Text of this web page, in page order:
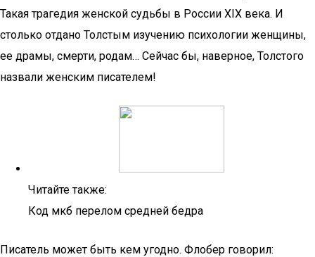
Такая трагедия женской судьбы в России XIX века. И
столько отдано Толстым изучению психологии женщины,
ее драмы, смерти, родам… Сейчас бы, наверное, Толстого
назвали женским писателем!
Читайте также:
Код мкб перелом средней бедра
Писатель может быть кем угодно. Флобер говорил: